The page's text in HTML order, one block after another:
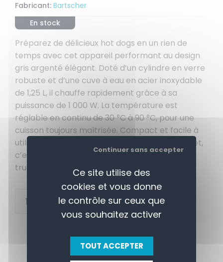
Fabricant: Bartscher
En stock
Préparez de délicieux hot dogs en un rien de
temps avec cet appareil performant au design
gris argenté élégant. Doté d’un cylindre en verre
robuste et d’une cuve à eau en acier inoxydable
de 1,25 L, il chauffe rapidement grâce à sa
puissance de 1 000 W. La température est
réglable en continu de 30 °C à 90 °C, pour une
cuisson toujours maîtrisée. Compact et facile à
utiliser avec son témoin lumineux marche/arrêt,
c’est l’équipement idéal pour les snacks, food
trucks ou événements festifs !
AJOUTER AU PANIER
Ce site utilise des
cookies et vous donne
le contrôle sur ceux que
vous souhaitez activer
TOUT ACCEPTER
Continuer sans accepter